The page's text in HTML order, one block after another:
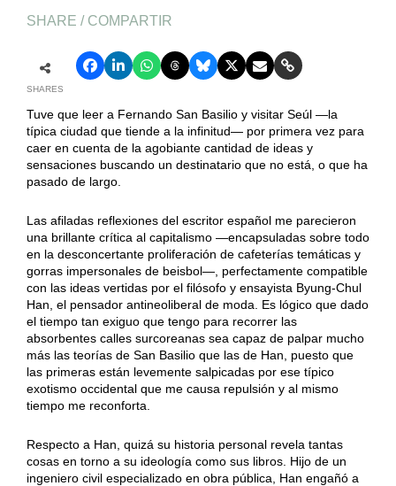
SHARE / COMPARTIR
SHARES
Tuve que leer a Fernando San Basilio y visitar Seúl —la
típica ciudad que tiende a la infinitud— por primera vez para
caer en cuenta de la agobiante cantidad de ideas y
sensaciones buscando un destinatario que no está, o que ha
pasado de largo.
Las afiladas reflexiones del escritor español me parecieron
una brillante crítica al capitalismo —encapsuladas sobre todo
en la desconcertante proliferación de cafeterías temáticas y
gorras impersonales de beisbol—, perfectamente compatible
con las ideas vertidas por el filósofo y ensayista Byung-Chul
Han, el pensador antineoliberal de moda. Es lógico que dado
el tiempo tan exiguo que tengo para recorrer las
absorbentes calles surcoreanas sea capaz de palpar mucho
más las teorías de San Basilio que las de Han, puesto que
las primeras están levemente salpicadas por ese típico
exotismo occidental que me causa repulsión y al mismo
tiempo me reconforta.
Respecto a Han, quizá su historia personal revela tantas
cosas en torno a su ideología como sus libros. Hijo de un
ingeniero civil especializado en obra pública, Han engañó a